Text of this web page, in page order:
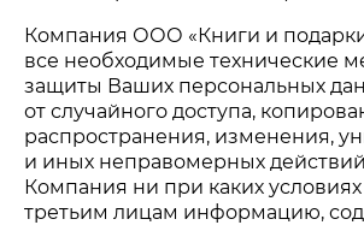
Компания ООО «Книги и
все необходимые технические
защиты Ваших персональных
от случайного доступа,
распространения, изменения,
и иных неправомерных
Компания ни при каких
третьим лицам информацию,